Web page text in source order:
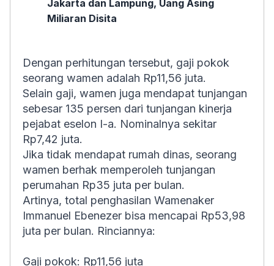
Jakarta dan Lampung, Uang Asing
Miliaran Disita
Dengan perhitungan tersebut, gaji pokok
seorang wamen adalah Rp11,56 juta.
Selain gaji, wamen juga mendapat tunjangan
sebesar 135 persen dari tunjangan kinerja
pejabat eselon I-a. Nominalnya sekitar
Rp7,42 juta.
Jika tidak mendapat rumah dinas, seorang
wamen berhak memperoleh tunjangan
perumahan Rp35 juta per bulan.
Artinya, total penghasilan Wamenaker
Immanuel Ebenezer bisa mencapai Rp53,98
juta per bulan. Rinciannya:
Gaji pokok: Rp11,56 juta